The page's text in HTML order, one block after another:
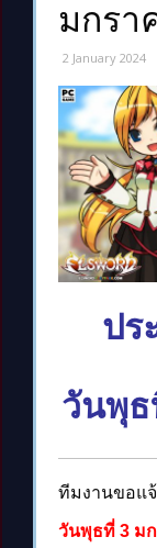
มกรา
2 January 2024
ปร
วันพุธ
ทีมงานขอแจ้
วันพุธที่ 3 มก